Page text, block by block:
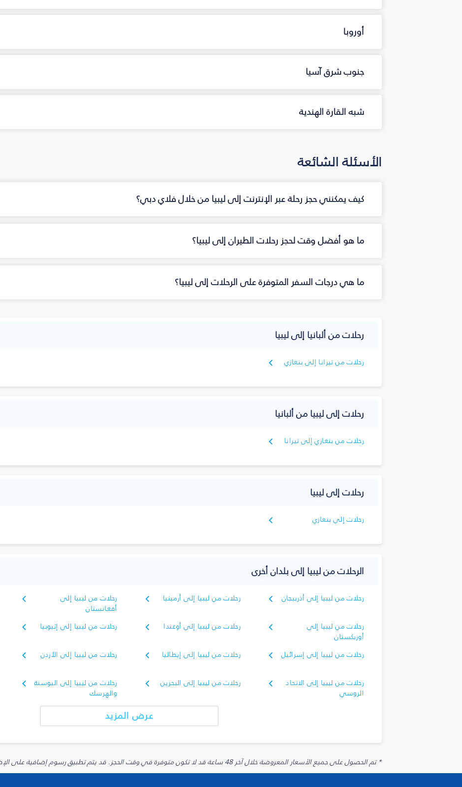
أوروبا
جنوب شرق آسيا
شبه القارة الهندية
الأسئلة الشائعة
كيف يمكنني حجز رحلة عبر الإنترنت إلى ليبيا من خلال فلاي دبي؟
ما هو أفضل وقت لحجز رحلات الطيران إلى ليبيا؟
ما هي درجات السفر المتوفرة على الرحلات إلى ليبيا؟
رحلات من ألبانيا إلى ليبيا
رحلات من تيرانا إلى بنغازي
رحلات إلى ليبيا من ألبانيا
رحلات من بنغازي إلى تيرانا
رحلات إلى ليبيا
رحلات إلى بنغازي
الرحلات من ليبيا إلى بلدان أخرى
رحلات من ليبيا إلى أذربيجان رحلات من ليبيا إلى أرمينيا
رحلات من ليبيا إلى
أفغانستان
رحلات من ليبيا إلى
أوزبكستان
رحلات من ليبيا إلى أوغندا رحلات من ليبيا إلى إثيوبيا
رحلات من ليبيا إلى إسرائيل رحلات من ليبيا إلى إيطاليا رحلات من ليبيا إلى الأردن
رحلات من ليبيا إلى الاتحاد
الروسي
رحلات من ليبيا إلى البحرين
رحلات من ليبيا إلى البوسنة
والهرسك
عرض المزيد
* تم الحصول على جميع الأسعار المعروضة خلال آخر 48 ساعة قد لا تكون متوفرة في وقت الحجز. قد يتم تطبيق رسوم إضافية على الإضافات الاختيارية.